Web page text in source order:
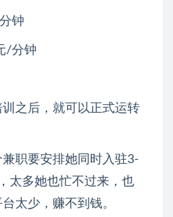
钟
/分钟
之后，就可以正式运转
职要安排她同时入驻3-
太多她也忙不过来，也
太少，赚不到钱。